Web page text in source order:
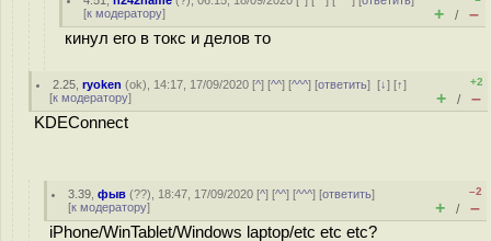
[к модератору] + / –
кинул его в токс и делов то
2.25 ,ryoken (ok), 14:17, 17/09/2020 [^] [^^] [^^^] [ответить][↓] [↑]
[к модератору]
+2
+ / –
KDEConnect
3.39 ,фыв (??), 18:47, 17/09/2020 [^] [^^] [^^^] [ответить]
[к модератору]
–2
+ / –
iPhone/WinTablet/Windows laptop/etc etc etc?